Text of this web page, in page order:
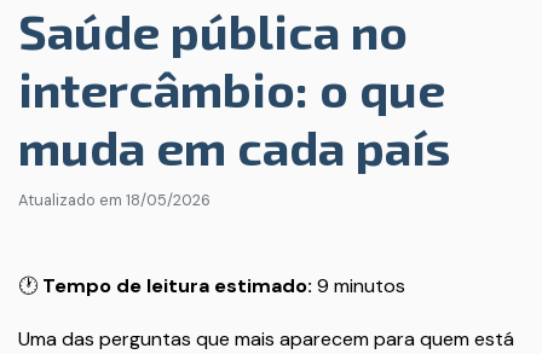
Saúde pública no
intercâmbio: o que
muda em cada país
Atualizado em 18/05/2026
🕐 Tempo de leitura estimado: 9 minutos
Uma das perguntas que mais aparecem para quem está